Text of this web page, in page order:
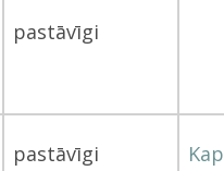
pastāvīgi
pastāvīgi